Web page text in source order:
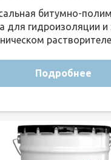
битумно-
для гидроизоляции
растворителе.
Подробнее